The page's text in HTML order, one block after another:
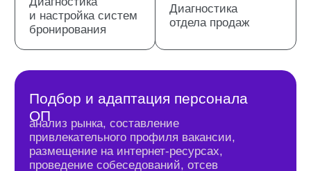
Одна услуга будет эффективна, если:
Протестируйте
продажи в отеле
по экспертной
методике«Продажи
как система»